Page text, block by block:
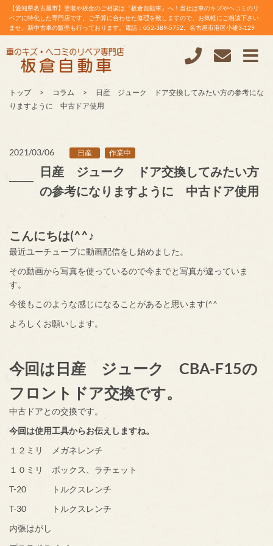
【愛知県名古屋市】塗装や板金のご相談は『板倉自動車』へ！当社は車のキズやヘコミのリ
ペアに特化した専門店です。ご予算に合わせた修理を致しますので、お気軽にご相談下さい
ませ。新中古車の販売も行っております。電話：052-389-5752。名古屋市港区小碓3-129
トップ コラム
日産 ジューク ドア交換してみたい方の参考にな
りますように 中古ドア使用
2021/03/06 日産 作業中
日産 ジューク ドア交換してみたい方
の参考になりますように 中古ドア使用
こんにちは(^^♪
最近ユーチューブに動画配信をし始めました。
その動画から写真を使っているので今までと写真が違っていま
す。
今後もこのような感じになることがあると思います(^^
よろしくお願いします。
今回は日産 ジューク CBA-F15の
フロントドア交換です。
中古ドアとの交換です。
今回は使用工具からお伝えしますね。
１２ミリ メガネレンチ
１０ミリ ボックス、ラチェット
T-20 トルクスレンチ
T-30 トルクスレンチ
内張はがし